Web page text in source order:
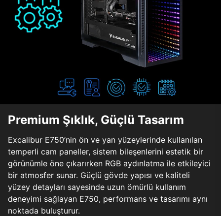
Premium Şıklık, Güçlü Tasarım
Excalibur E750’nin ön ve yan yüzeylerinde kullanılan
temperli cam paneller, sistem bileşenlerini estetik bir
görünümle öne çıkarırken RGB aydınlatma ile etkileyici
bir atmosfer sunar. Güçlü gövde yapısı ve kaliteli
yüzey detayları sayesinde uzun ömürlü kullanım
deneyimi sağlayan E750, performans ve tasarımı aynı
noktada buluşturur.